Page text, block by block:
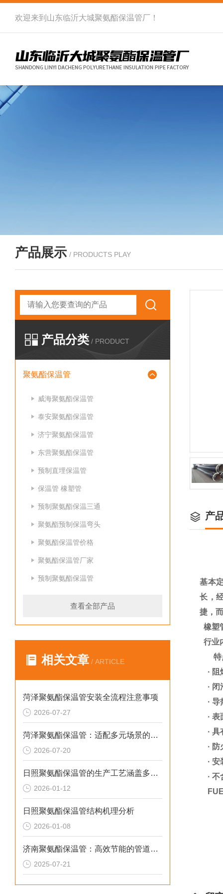
欢迎来到 山东临沂大城聚氨酯保温管厂 ！
产品展示 / PRODUCTS PLAY
产品分类 / PRODUCT
聚氨酯保温管
威海聚氨酯保温管
泰安聚氨酯保温管
济宁聚氨酯保温管
东营聚氨酯保温管
预制直埋保温管
保温管 橡塑管
预制聚氨酯保温三通
聚氨酯预制保温弯头
聚氨酯保温管价格
聚氨酯保温管厂家
预制聚氨酯保温管
查看全部产品
相关文章 / ARTICLE
菏泽聚氨酯保温管安装全流程注意事项
2026-07-27
菏泽聚氨酯保温管：适配多元场景的高效保温输送材料
2026-07-20
日照聚氨酯保温管的生产工艺涵盖多个环节
2026-01-12
日照聚氨酯保温管结构机理分析
2026-01-08
济南聚氨酯保温管：高效节能的管道保温材料
2025-07-21
产
基本
长，
捷，
橡塑
行业
特
· 阻
· 闭
· 导
· 表
· 具
· 防
· 安
· 不